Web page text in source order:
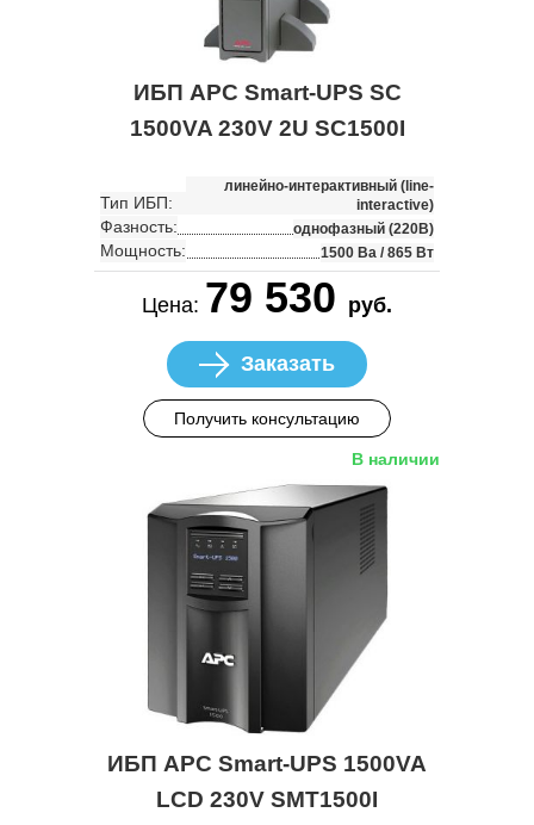
ИБП APC Smart-UPS SC
1500VA 230V 2U SC1500I
Тип ИБП:
линейно-интерактивный (line-
interactive)
Фазность: однофазный (220В)
Мощность: 1500 Ва / 865 Вт
Цена: 79 530 руб.
Заказать
Получить консультацию
В наличии
ИБП APC Smart-UPS 1500VA
LCD 230V SMT1500I